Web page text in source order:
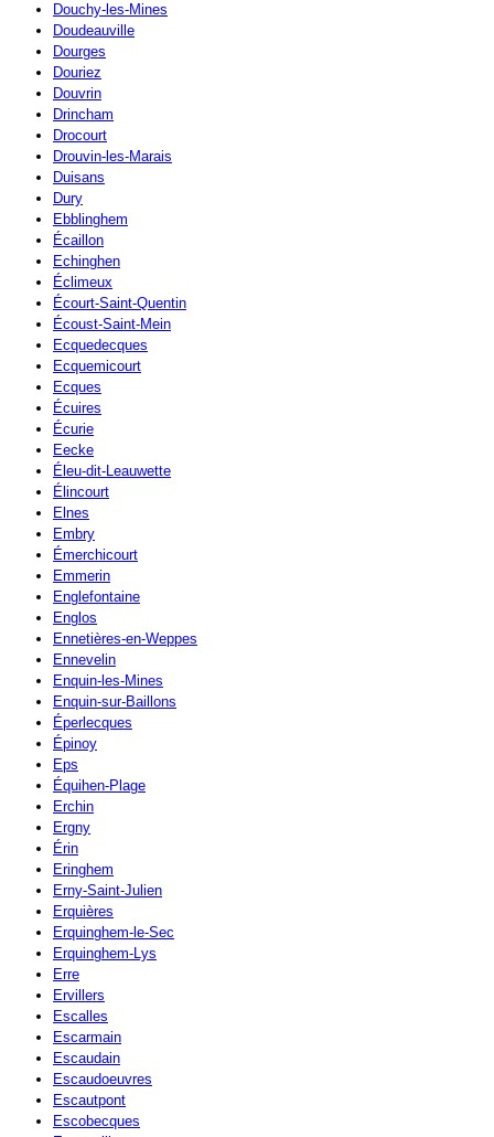
Douchy-les-Mines
Doudeauville
Dourges
Douriez
Douvrin
Drincham
Drocourt
Drouvin-les-Marais
Duisans
Dury
Ebblinghem
Écaillon
Echinghen
Éclimeux
Écourt-Saint-Quentin
Écoust-Saint-Mein
Ecquedecques
Ecquemicourt
Ecques
Écuires
Écurie
Eecke
Éleu-dit-Leauwette
Élincourt
Elnes
Embry
Émerchicourt
Emmerin
Englefontaine
Englos
Ennetières-en-Weppes
Ennevelin
Enquin-les-Mines
Enquin-sur-Baillons
Éperlecques
Épinoy
Eps
Équihen-Plage
Erchin
Ergny
Érin
Eringhem
Erny-Saint-Julien
Erquières
Erquinghem-le-Sec
Erquinghem-Lys
Erre
Ervillers
Escalles
Escarmain
Escaudain
Escaudoeuvres
Escautpont
Escobecques